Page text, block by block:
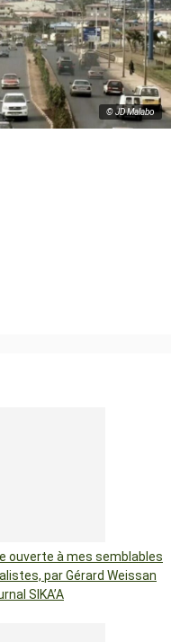
© JD Malabo
ouverte à mes semblables
par Gérard Weissan
SIKA’A